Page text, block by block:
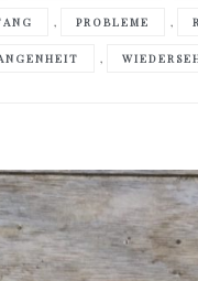
, PROBLEME ,
,